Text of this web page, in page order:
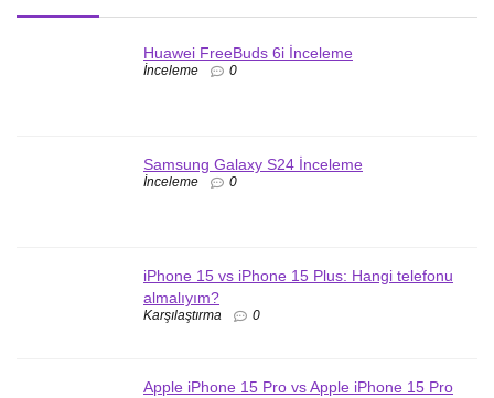
Huawei FreeBuds 6i İnceleme
İnceleme 0
Samsung Galaxy S24 İnceleme
İnceleme 0
iPhone 15 vs iPhone 15 Plus: Hangi telefonu
almalıyım?
Karşılaştırma 0
Apple iPhone 15 Pro vs Apple iPhone 15 Pro